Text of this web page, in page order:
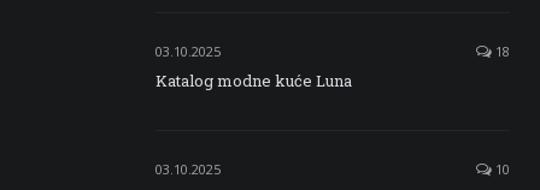
03.10.2025 18
Katalog modne kuće Luna
03.10.2025 10